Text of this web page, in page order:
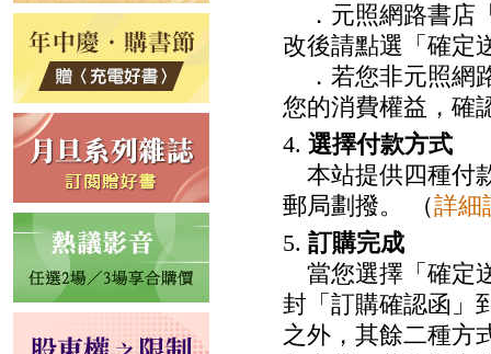
．元照網路書店
改後請點選「確定
．若您非元照網
您的消費權益，確
4. 選擇付款方式
本站提供四種付
郵局劃撥。 （詳細
5. 訂購完成
當您選擇「確定
封「訂購確認函」
之外，其餘二種方